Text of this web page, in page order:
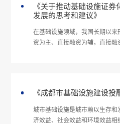
交通建设管理配套文件，对成
重要作用，但缺乏一个系统的轨
策和机制。为重塑城市经济地理
可持续发展，按照“政府引
《关于推动基础设施证
发展的思考和建议》
在基础设施领域，我国长期以来
资为主、直接融资为辅，直接融
的融资结构。因此，在当前“融
础设施项目资本金的筹措成为一
内金融市场缺乏合适的权益型融
《成都市基础设施建设投
城市基础设施是城市赖以生存和
济效益、社会效益和环境效益相